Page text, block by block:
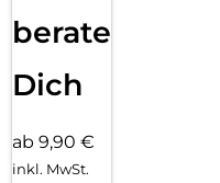
beraten
Dich
ab 9,90 €
inkl. MwSt.